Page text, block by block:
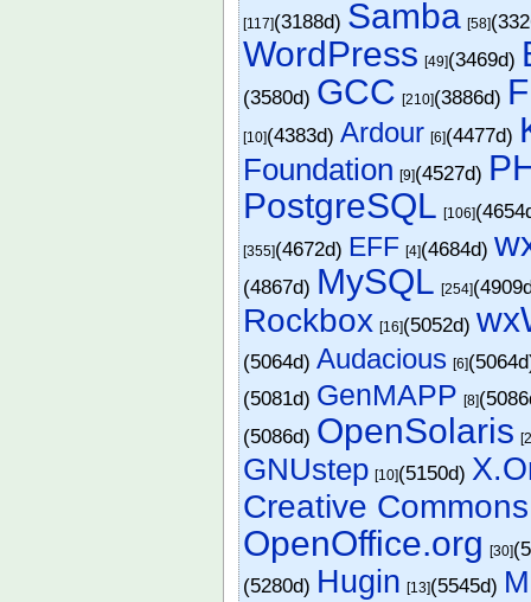
[117](3188d) Samba [58]
WordPress [49](3469d)
(3580d) GCC [210](3886d)
[10](4383d)Ardour [6](4477d)
Foundation [9](4527d)
PostgreSQL [106]
[355](4672d) EFF [4](4684d)
(4867d) MySQL [254]
Rockbox [16](5052d)
(5064d)Audacious [6]
(5081d) GenMAPP [8]
(5086d) OpenSolaris
GNUstep [10](5150d)
Creative Commons
OpenOffice.org [30]
(5280d) Hugin [13](5545d)